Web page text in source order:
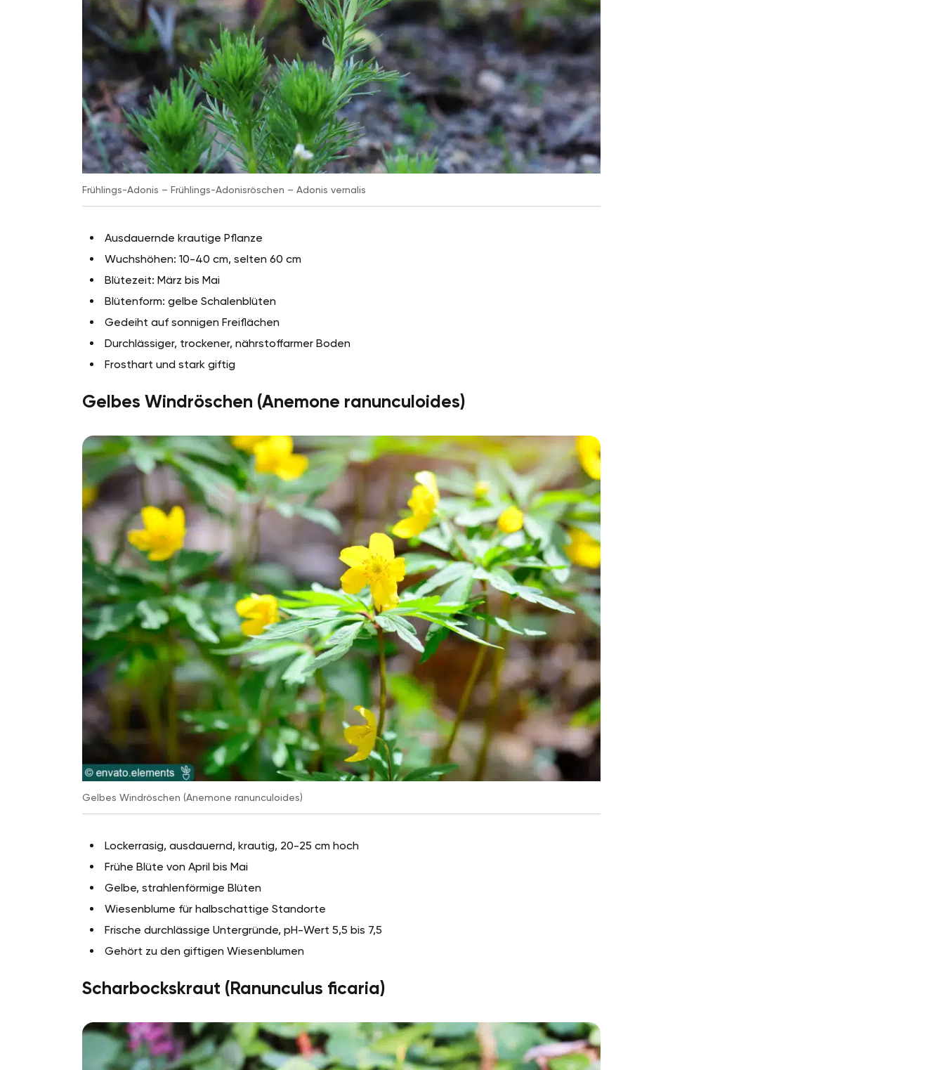
Frühlings-Adonis – Frühlings-Adonisröschen – Adonis vernalis
Ausdauernde krautige Pflanze
Wuchshöhen: 10-40 cm, selten 60 cm
Blütezeit: März bis Mai
Blütenform: gelbe Schalenblüten
Gedeiht auf sonnigen Freiflächen
Durchlässiger, trockener, nährstoffarmer Boden
Frosthart und stark giftig
Gelbes Windröschen (Anemone ranunculoides)
Gelbes Windröschen (Anemone ranunculoides)
Lockerrasig, ausdauernd, krautig, 20-25 cm hoch
Frühe Blüte von April bis Mai
Gelbe, strahlenförmige Blüten
Wiesenblume für halbschattige Standorte
Frische durchlässige Untergründe, pH-Wert 5,5 bis 7,5
Gehört zu den giftigen Wiesenblumen
Scharbockskraut (Ranunculus ficaria)